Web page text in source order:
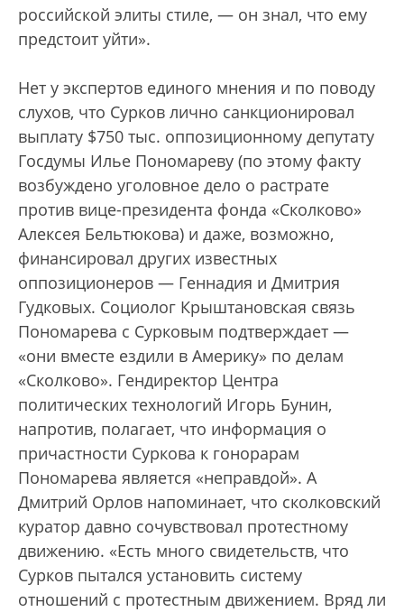
российской элиты стиле, — он знал, что ему
предстоит уйти».
Нет у экспертов единого мнения и по поводу
слухов, что Сурков лично санкционировал
выплату $750 тыс. оппозиционному депутату
Госдумы Илье Пономареву (по этому факту
возбуждено уголовное дело о растрате
против вице-президента фонда «Сколково»
Алексея Бельтюкова) и даже, возможно,
финансировал других известных
оппозиционеров — Геннадия и Дмитрия
Гудковых. Социолог Крыштановская связь
Пономарева с Сурковым подтверждает —
«они вместе ездили в Америку» по делам
«Сколково». Гендиректор Центра
политических технологий Игорь Бунин,
напротив, полагает, что информация о
причастности Суркова к гонорарам
Пономарева является «неправдой». А
Дмитрий Орлов напоминает, что сколковский
куратор давно сочувствовал протестному
движению. «Есть много свидетельств, что
Сурков пытался установить систему
отношений с протестным движением. Вряд ли